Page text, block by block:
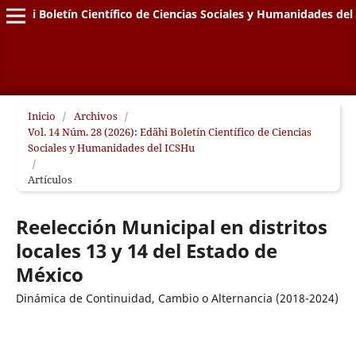
Edähi Boletín Científico de Ciencias Sociales y Humanidades del
Inicio / Archivos /
Vol. 14 Núm. 28 (2026): Edähi Boletín Científico de Ciencias
Sociales y Humanidades del ICSHu
/
Artículos
Reelección Municipal en distritos
locales 13 y 14 del Estado de
México
Dinámica de Continuidad, Cambio o Alternancia (2018-2024)